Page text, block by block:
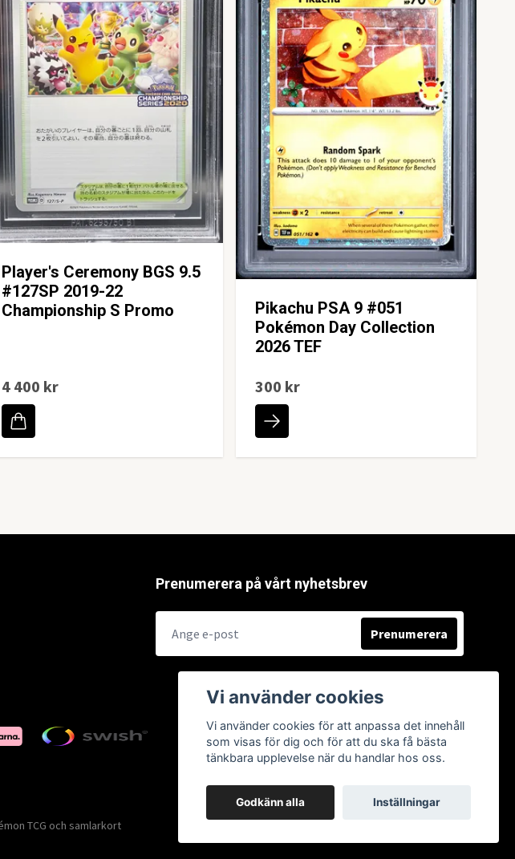
Player's Ceremony BGS 9.5
#127SP 2019-22
Championship S Promo
4 400 kr
Pikachu PSA 9 #051
Pokémon Day Collection
2026 TEF
300 kr
Prenumerera på vårt nyhetsbrev
Prenumerera
TCG och samlarkort
Vi använder cookies
Vi använder cookies för att anpassa det innehåll
som visas för dig och för att du ska få bästa
tänkbara upplevelse när du handlar hos oss.
Godkänn alla Inställningar